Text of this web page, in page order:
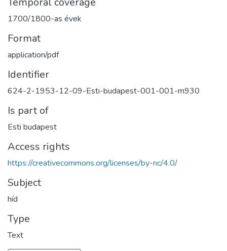
1700/1800-as évek
Format
application/pdf
Identifier
624-2-1953-12-09-Esti-budapest-001-001-m930
Is part of
Esti budapest
Access rights
https://creativecommons.org/licenses/by-nc/4.0/
Subject
híd
Type
Text